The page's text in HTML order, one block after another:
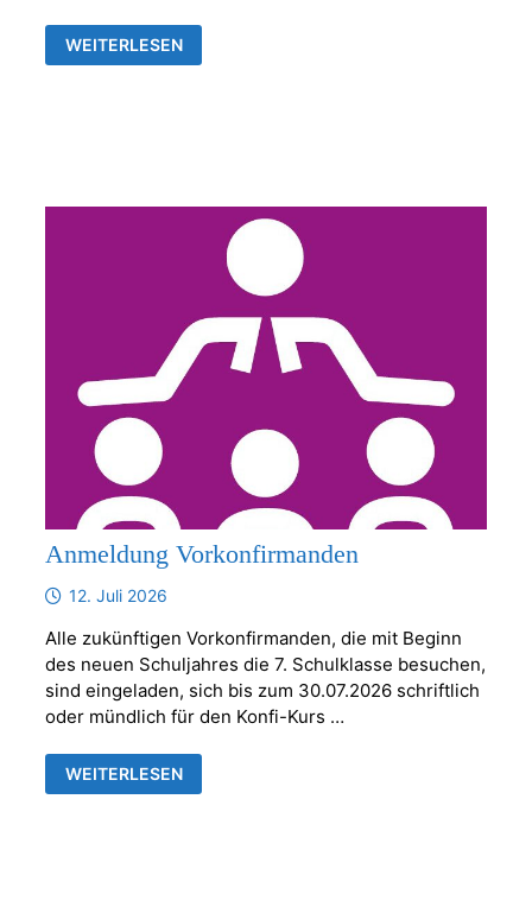
AM
26.07.2026
KEIN
WEITERLESEN
Anmeldung Vorkonfirmanden
12. Juli 2026
Alle zukünftigen Vorkonfirmanden, die mit Beginn
des neuen Schuljahres die 7. Schulklasse besuchen,
sind eingeladen, sich bis zum 30.07.2026 schriftlich
oder mündlich für den Konfi-Kurs …
ANMELDUNG
VORKONFIRMANDEN
WEITERLESEN